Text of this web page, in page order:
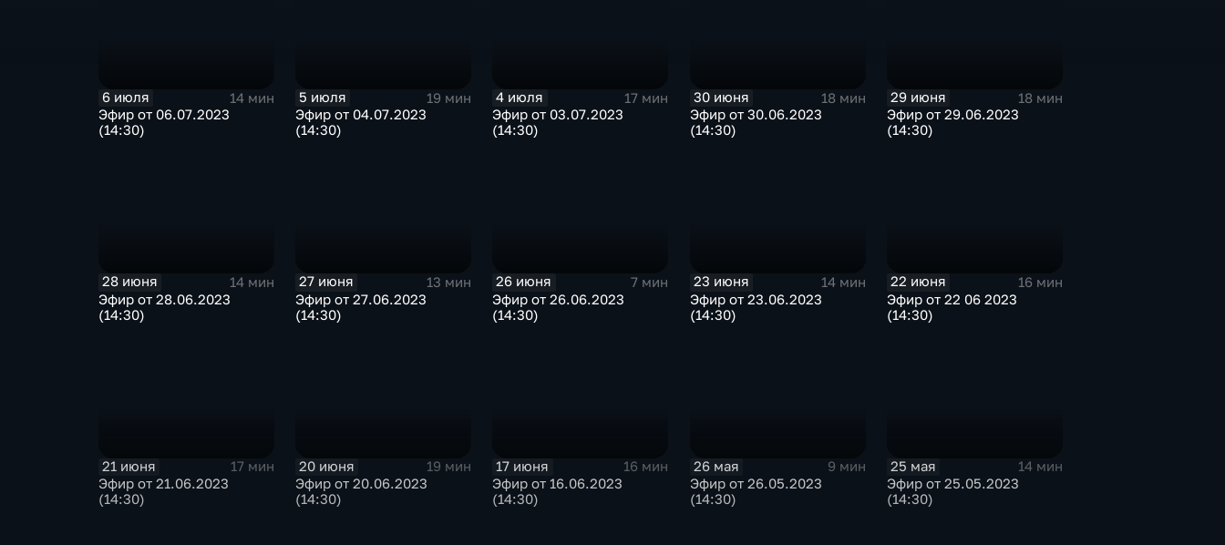
6 июля
14 мин
Эфир от 06.07.2023
(14:30)
5 июля
19 мин
Эфир от 04.07.2023
(14:30)
4 июля
17 мин
Эфир от 03.07.2023
(14:30)
30 июня
18 мин
Эфир от 30.06.2023
(14:30)
29 июня
18 мин
Эфир от 29.06.2023
(14:30)
28 июня
14 мин
Эфир от 28.06.2023
(14:30)
27 июня
13 мин
Эфир от 27.06.2023
(14:30)
26 июня
7 мин
Эфир от 26.06.2023
(14:30)
23 июня
14 мин
Эфир от 23.06.2023
(14:30)
22 июня
16 мин
Эфир от 22 06 2023
(14:30)
21 июня
17 мин
Эфир от 21.06.2023
(14:30)
20 июня
19 мин
Эфир от 20.06.2023
(14:30)
17 июня
16 мин
Эфир от 16.06.2023
(14:30)
26 мая
9 мин
Эфир от 26.05.2023
(14:30)
25 мая
14 мин
Эфир от 25.05.2023
(14:30)